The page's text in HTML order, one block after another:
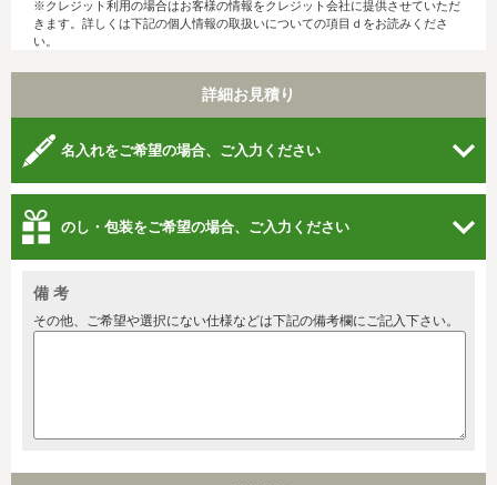
※クレジット利用の場合はお客様の情報をクレジット会社に提供させていただ
きます。詳しくは下記の個人情報の取扱いについての項目ｄをお読みくださ
い。
詳細お見積り
名入れをご希望の場合、ご入力ください
のし・包装をご希望の場合、ご入力ください
備 考
その他、ご希望や選択にない仕様などは下記の備考欄にご記入下さい。